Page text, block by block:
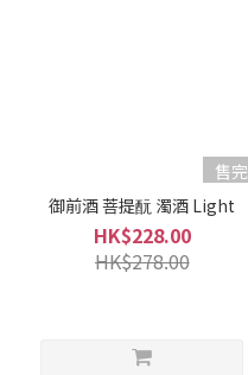
酒
售完
御前酒 菩提酛 濁酒 Light
HK$228.00
HK$278.00